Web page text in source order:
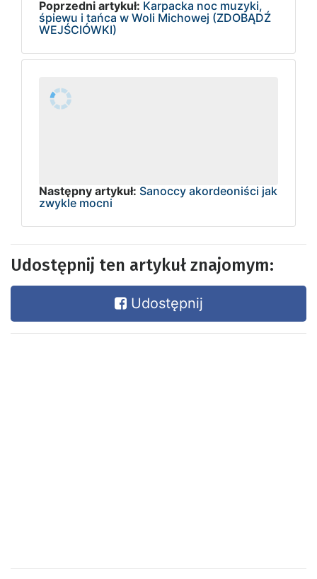
Poprzedni artykuł: Karpacka noc muzyki,
śpiewu i tańca w Woli Michowej (ZDOBĄDŹ
WEJŚCIÓWKI)
Następny artykuł: Sanoccy akordeoniści jak
zwykle mocni
Udostępnij ten artykuł znajomym:
Udostępnij